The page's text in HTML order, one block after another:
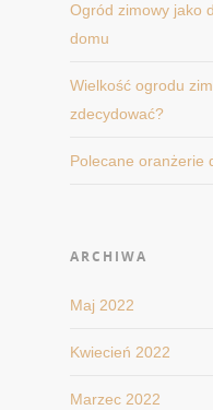
Ogród zimowy jako
domu
Wielkość ogrodu
zdecydować?
Polecane oranżerie
ARCHIWA
Maj 2022
Kwiecień 2022
Marzec 2022